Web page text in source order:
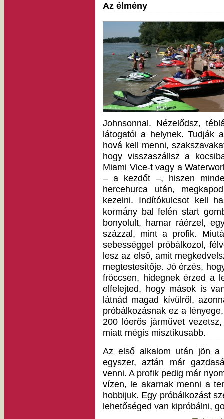
Az élmény
Johnsonnal. Nézelődsz,
látogatói a helynek. Tudják
hová kell menni,
hogy visszaszállsz a
Miami Vice-t vagy a
– a kezdőt –, hiszen
hercehurca után,
kezelni. Indítókulcsot kell
kormány bal felén start
bonyolult, hamar ráérzel,
százzal, mint a profik.
sebességgel próbálkozol,
lesz az első, amit
megtestesítője. Jó érzés,
fröccsen, hidegnek érzed a
elfelejted, hogy mások is
látnád magad kívülről,
próbálkozásnak ez a
200 lóerős járművet
miatt mégis misztikusabb.
Az első alkalom után jön a
egyszer, aztán már
venni. A profik pedig már
vízen, le akarnak menni a
hobbijuk. Egy próbálkozást
lehetőséged van kipróbálni,